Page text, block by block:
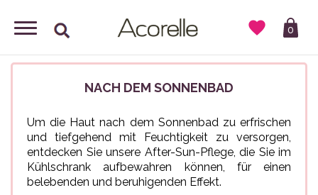
0

NACH DEM SONNENBAD
Um die Haut nach dem Sonnenbad zu erfrischen
und tiefgehend mit Feuchtigkeit zu versorgen,
entdecken Sie unsere After-Sun-Pflege, die Sie im
Kühlschrank aufbewahren können, für einen
belebenden und beruhigenden Effekt.